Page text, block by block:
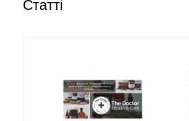
Статті